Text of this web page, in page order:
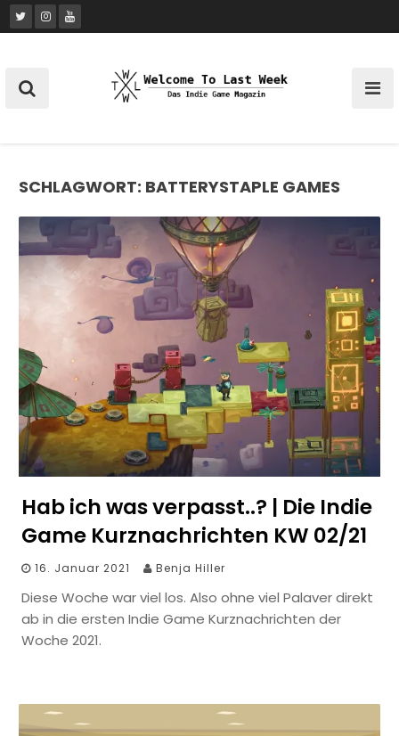
Skip
to
SCHLAGWORT: BATTERYSTAPLE GAMES
Hab ich was verpasst..? | Die Indie
Game Kurznachrichten KW 02/21
16. Januar 2021 Benja Hiller
Diese Woche war viel los. Also ohne viel Palaver direkt
ab in die ersten Indie Game Kurznachrichten der
Woche 2021.